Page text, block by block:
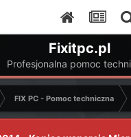
Fixitpc.pl
Profesjonalna pomoc
FIX PC - Pomoc techniczna